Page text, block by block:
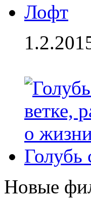
Лофт
Голубь
Новые